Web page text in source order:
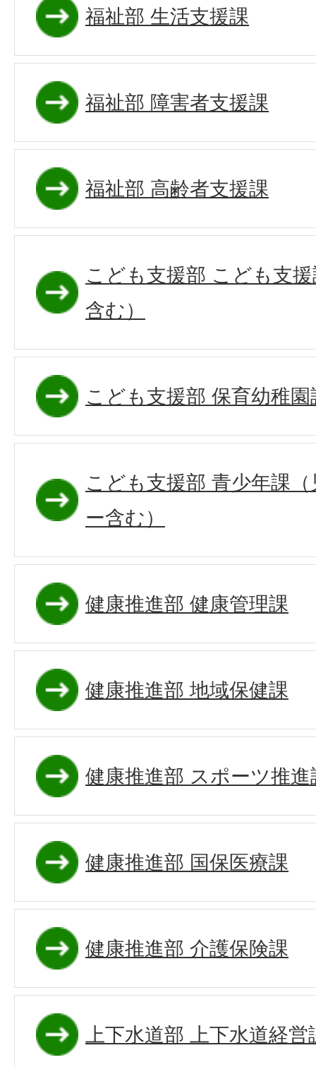
福祉部 生活支援課
福祉部 障害者支援課
福祉部 高齢者支援課
こども支援部 こども支
含む）
こども支援部 保育幼稚
こども支援部 青少年課
ー含む）
健康推進部 健康管理課
健康推進部 地域保健課
健康推進部 スポーツ推進
健康推進部 国保医療課
健康推進部 介護保険課
上下水道部 上下水道経営